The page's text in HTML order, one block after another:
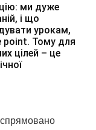
ми дуже
і що
урокам,
point. Тому для
цілей – це